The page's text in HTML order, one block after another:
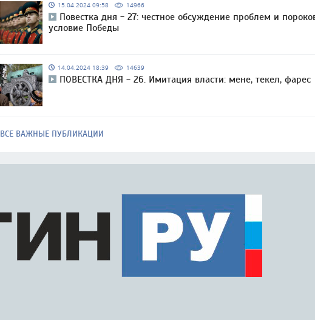
15.04.2024 09:58 14966
Повестка дня - 27: честное обсуждение проблем и
условие Победы
14.04.2024 18:39 14639
ПОВЕСТКА ДНЯ - 26. Имитация власти: мене, текел, фарес
ВСЕ ВАЖНЫЕ ПУБЛИКАЦИИ